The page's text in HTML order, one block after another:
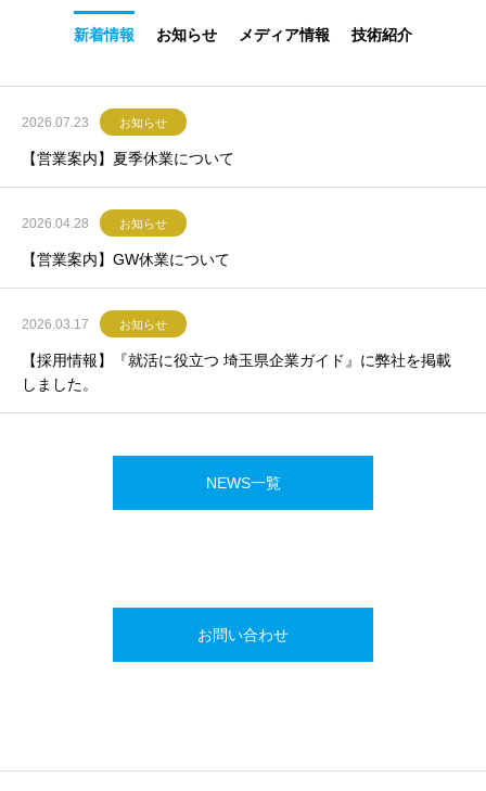
新着情報 お知らせ メディア情報 技術紹介
2026.07.23 お知らせ
【営業案内】夏季休業について
2026.04.28 お知らせ
【営業案内】GW休業について
2026.03.17 お知らせ
【採用情報】『就活に役立つ 埼玉県企業ガイド』に弊社を掲載
しました。
NEWS一覧
お問い合わせ